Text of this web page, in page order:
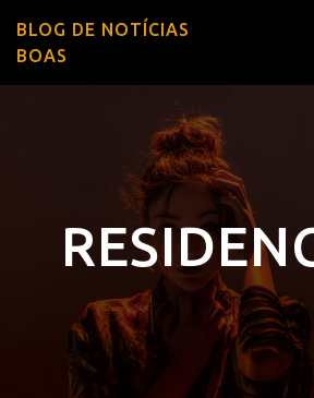
BLOG DE NOTÍCIAS
BOAS